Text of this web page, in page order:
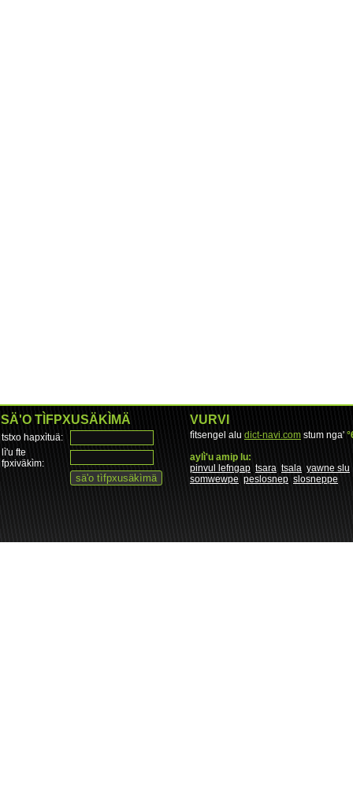
SÄ'O TÌFPXUSÄKÌMÄ
tstxo hapxìtuä:
lì'u fte
fpxiväkìm:
VURVI
fìtsengel alu dict-navi.com stum nga'
aylì'u amip lu:
pinvul lefngap tsara tsala yawne slu
somwewpe peslosnep slosneppe